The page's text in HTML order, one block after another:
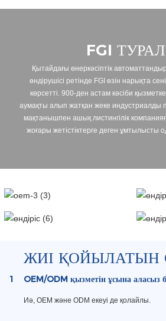
FGI
Қытайдағы өнеркәсіптік
өндірушісі ретінде FGI өзін нарықта
көрсетті. 900-ден астам кәсіби
аумақты алып жатқан жеке индустриалды
мақтанышпен ашық листингілік
жоғары жетістіктерге деген ұмтылысты
ЖИІ ҚОЙЫЛАТЫН
1 OEM/ODM қызметін ұсына аласыз
Иә, OEM және ODM екеуі де қолайлы.